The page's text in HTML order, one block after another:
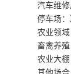
汽车维修
停车场：
农业领域
畜禽养
农业大